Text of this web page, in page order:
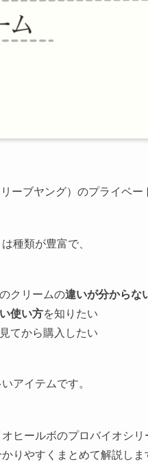
ーブヤング）のプライベー
種類が豊富で、
クリームの違いが分からな
使い方を知りたい
てから購入したい
アイテムです。
ヒールボのプロバイオシリ
かりやすくまとめて解説しま